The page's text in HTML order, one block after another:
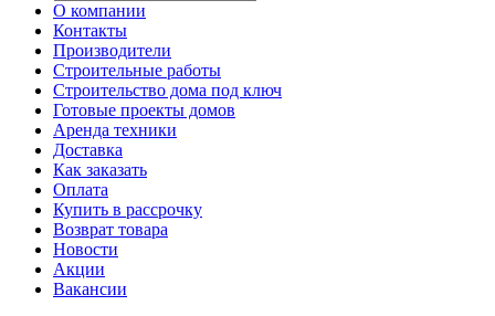
О компании
Контакты
Производители
Строительные работы
Строительство дома под ключ
Готовые проекты домов
Аренда техники
Доставка
Как заказать
Оплата
Купить в рассрочку
Возврат товара
Новости
Акции
Вакансии